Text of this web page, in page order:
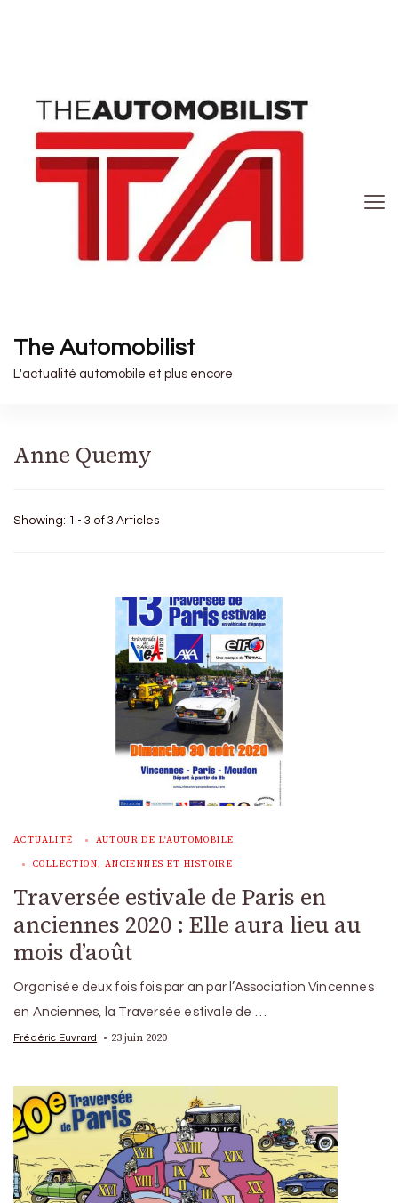
The Automobilist
L'actualité automobile et plus encore
Anne Quemy
Showing: 1 - 3 of 3 Articles
ACTUALITÉ AUTOUR DE L'AUTOMOBILE
COLLECTION, ANCIENNES ET HISTOIRE
Traversée estivale de Paris en
anciennes 2020 : Elle aura lieu au
mois d’août
Organisée deux fois fois par an par l’Association Vincennes
en Anciennes, la Traversée estivale de …
Frédéric Euvrard 23 juin 2020